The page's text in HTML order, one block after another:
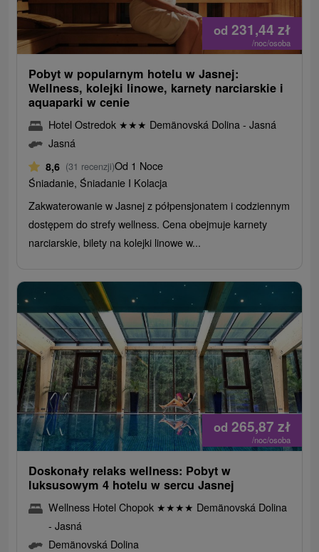
od 231,44 zł
/noc/osoba
Pobyt w popularnym hotelu w Jasnej:
Wellness, kolejki linowe, karnety narciarskie i
aquaparki w cenie
Hotel Ostredok ★★★ Demänovská Dolina - Jasná
Jasná
8,6 (31 recenzji)Od 1 Noce
Śniadanie, Śniadanie I Kolacja
Zakwaterowanie w Jasnej z półpensjonatem i codziennym
dostępem do strefy wellness. Cena obejmuje karnety
narciarskie, bilety na kolejki linowe w...
od 265,87 zł
/noc/osoba
Doskonały relaks wellness: Pobyt w
luksusowym 4 hotelu w sercu Jasnej
Wellness Hotel Chopok ★★★★ Demänovská Dolina
- Jasná
Demänovská Dolina